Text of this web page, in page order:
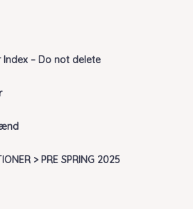
– Do not delete
> PRE SPRING 2025